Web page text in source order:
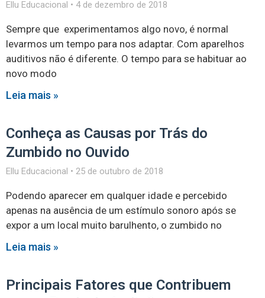
Ellu Educacional 4 de dezembro de 2018
Sempre que experimentamos algo novo, é normal
levarmos um tempo para nos adaptar. Com aparelhos
auditivos não é diferente. O tempo para se habituar ao
novo modo
Leia mais »
Conheça as Causas por Trás do
Zumbido no Ouvido
Ellu Educacional 25 de outubro de 2018
Podendo aparecer em qualquer idade e percebido
apenas na ausência de um estímulo sonoro após se
expor a um local muito barulhento, o zumbido no
Leia mais »
Principais Fatores que Contribuem